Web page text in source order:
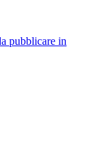
pubblicare in